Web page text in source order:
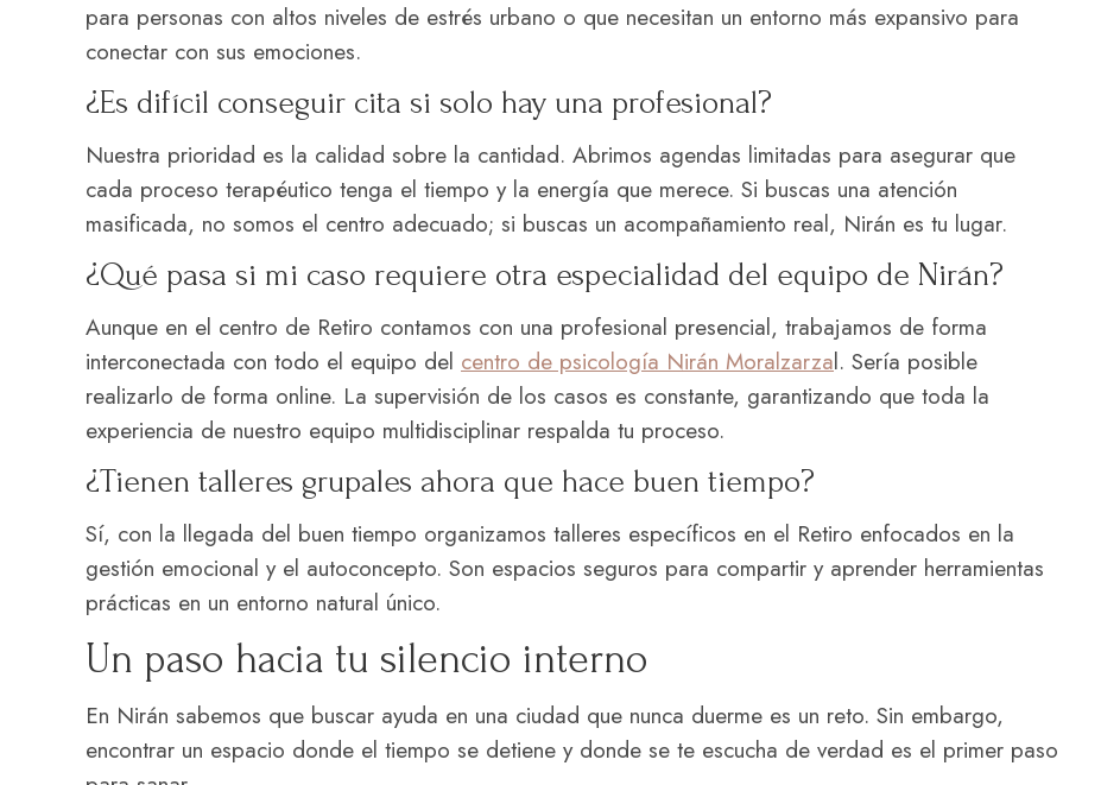
para personas con altos niveles de estrés urbano o que necesitan un entorno más expansivo para
conectar con sus emociones.
¿Es difícil conseguir cita si solo hay una profesional?
Nuestra prioridad es la calidad sobre la cantidad. Abrimos agendas limitadas para asegurar que
cada proceso terapéutico tenga el tiempo y la energía que merece. Si buscas una atención
masificada, no somos el centro adecuado; si buscas un acompañamiento real, Nirán es tu lugar.
¿Qué pasa si mi caso requiere otra especialidad del equipo de Nirán?
Aunque en el centro de Retiro contamos con una profesional presencial, trabajamos de forma
interconectada con todo el equipo del centro de psicología Nirán Moralzarzal. Sería posible
realizarlo de forma online. La supervisión de los casos es constante, garantizando que toda la
experiencia de nuestro equipo multidisciplinar respalda tu proceso.
¿Tienen talleres grupales ahora que hace buen tiempo?
Sí, con la llegada del buen tiempo organizamos talleres específicos en el Retiro enfocados en la
gestión emocional y el autoconcepto. Son espacios seguros para compartir y aprender herramientas
prácticas en un entorno natural único.
Un paso hacia tu silencio interno
En Nirán sabemos que buscar ayuda en una ciudad que nunca duerme es un reto. Sin embargo,
encontrar un espacio donde el tiempo se detiene y donde se te escucha de verdad es el primer paso